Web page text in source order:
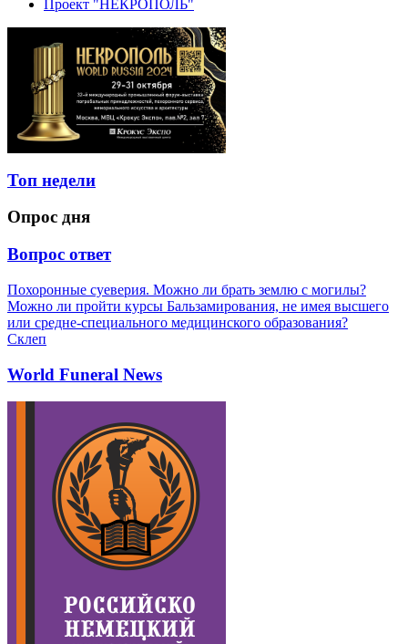
Проект "НЕКРОПОЛЬ"
Топ недели
Опрос дня
Вопрос ответ
Похоронные суеверия. Можно ли брать землю с могилы?
Можно ли пройти курсы Бальзамирования, не имея высшего
или средне-специального медицинского образования?
Склеп
World Funeral News